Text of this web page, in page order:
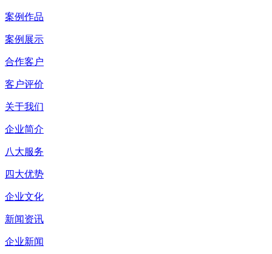
案例作品
案例展示
合作客户
客户评价
关于我们
企业简介
八大服务
四大优势
企业文化
新闻资讯
企业新闻